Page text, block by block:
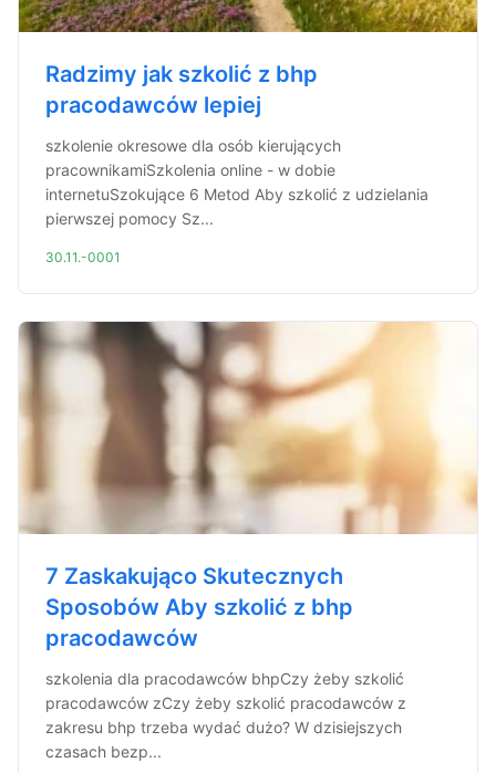
Radzimy jak szkolić z bhp
pracodawców lepiej
szkolenie okresowe dla osób kierujących
pracownikamiSzkolenia online - w dobie
internetuSzokujące 6 Metod Aby szkolić z udzielania
pierwszej pomocy Sz...
30.11.-0001
7 Zaskakująco Skutecznych
Sposobów Aby szkolić z bhp
pracodawców
szkolenia dla pracodawców bhpCzy żeby szkolić
pracodawców zCzy żeby szkolić pracodawców z
zakresu bhp trzeba wydać dużo? W dzisiejszych
czasach bezp...